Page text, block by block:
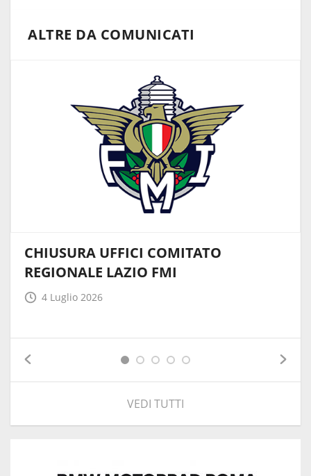
ALTRE DA COMUNICATI
CHIUSURA UFFICI COMITATO
REGIONALE LAZIO FMI
4 Luglio 2026
VEDI TUTTI